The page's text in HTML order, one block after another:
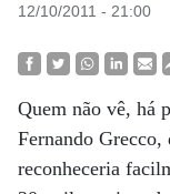
12/10/2011 - 21:00
Quem não vê, há
Fernando Grecco,
reconheceria